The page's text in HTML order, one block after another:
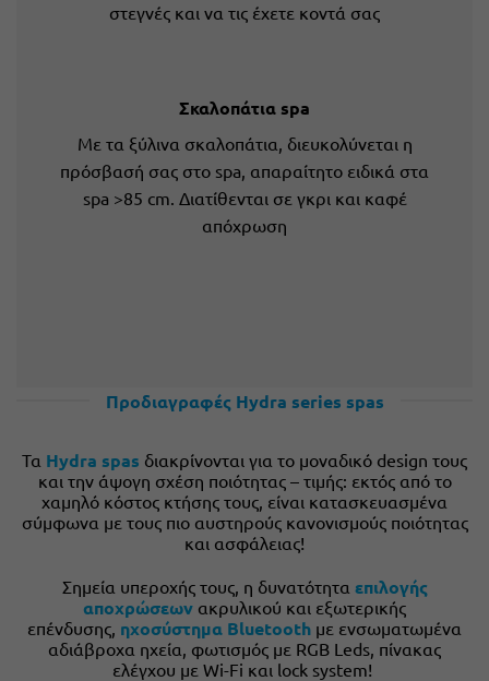
στεγνές και να τις έχετε κοντά σας
Σκαλοπάτια spa
Με τα ξύλινα σκαλοπάτια, διευκολύνεται η
πρόσβασή σας στο spa, απαραίτητο ειδικά στα
spa >85 cm. Διατίθενται σε γκρι και καφέ
απόχρωση
Προδιαγραφές Hydra series spas
Τα Hydra spas διακρίνονται για το μοναδικό design τους
και την άψογη σχέση ποιότητας – τιμής: εκτός από το
χαμηλό κόστος κτήσης τους, είναι κατασκευασμένα
σύμφωνα με τους πιο αυστηρούς κανονισμούς ποιότητας
και ασφάλειας!
Σημεία υπεροχής τους, η δυνατότητα επιλογής
αποχρώσεων ακρυλικού και εξωτερικής
επένδυσης, ηχοσύστημα Bluetooth με ενσωματωμένα
αδιάβροχα ηχεία, φωτισμός με RGB Leds, πίνακας
ελέγχου με Wi-Fi και lock system!